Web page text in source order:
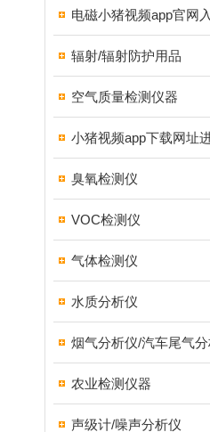
辐射/辐射防护用品
空气质量检测仪器
臭氧检测仪
VOC检测仪
气体检测仪
水质分析仪
农业检测仪器
声级计/噪声分析仪